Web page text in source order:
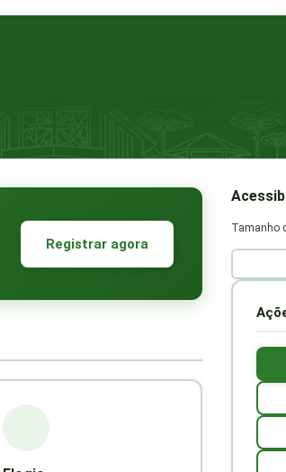
Registrar agora
Tamanho